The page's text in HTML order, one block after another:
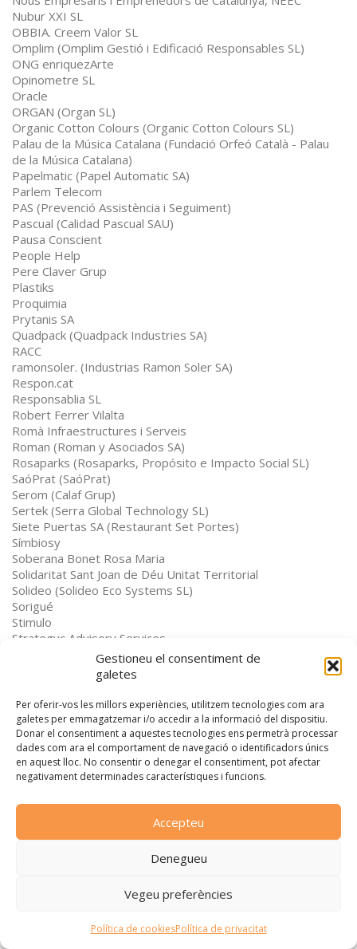
Gestioneu el consentiment de
galetes
Per oferir-vos les millors experiències, utilitzem tecnologies com ara
galetes per emmagatzemar i/o accedir a la informació del dispositiu.
Donar el consentiment a aquestes tecnologies ens permetrà processar
dades com ara el comportament de navegació o identificadors únics
en aquest lloc. No consentir o denegar el consentiment, pot afectar
negativament determinades característiques i funcions.
Accepteu
Denegueu
Vegeu preferències
Política de cookiesPolítica de privacitat
Nubur XXI SL
OBBIA. Creem Valor SL
Omplim (Omplim Gestió i Edificació Responsables SL)
ONG enriquezArte
Opinometre SL
Oracle
ORGAN (Organ SL)
Organic Cotton Colours (Organic Cotton Colours SL)
Palau de la Música Catalana (Fundació Orfeó Català - Palau
de la Música Catalana)
Papelmatic (Papel Automatic SA)
Parlem Telecom
PAS (Prevenció Assistència i Seguiment)
Pascual (Calidad Pascual SAU)
Pausa Conscient
People Help
Pere Claver Grup
Plastiks
Proquimia
Prytanis SA
Quadpack (Quadpack Industries SA)
RACC
ramonsoler. (Industrias Ramon Soler SA)
Respon.cat
Responsablia SL
Robert Ferrer Vilalta
Romà Infraestructures i Serveis
Roman (Roman y Asociados SA)
Rosaparks (Rosaparks, Propósito e Impacto Social SL)
SaóPrat (SaóPrat)
Serom (Calaf Grup)
Sertek (Serra Global Technology SL)
Siete Puertas SA (Restaurant Set Portes)
Símbiosy
Soberana Bonet Rosa Maria
Solidaritat Sant Joan de Déu Unitat Territorial
Solideo (Solideo Eco Systems SL)
Sorigué
Stimulo
Strategyc Advisory Services
Suara Serveis SCCL
Supsa Supermercats Pujol SL (Plusfresc)
TAAF S.L. (Tecnología Aplicada a la Administración de Fincas
SL)
Tarannà Viajes con Sentido (Tarannà Club de Viatges SA)
taxis!gualada
TechBloom (TechBloom)
Tecnol (TQ Tecnol SAU)
The Animals Observatory (Tao Workers SL)
TMM Group
Trias Galetes-Biscuits SA
Unió Catalana d'Hospitals